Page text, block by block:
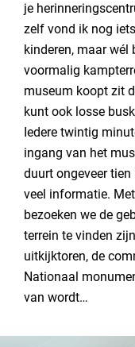
je
zelf vond ik nog
kinderen, maar wél
voormalig
museum koopt zit
kunt ook losse
Iedere twintig
ingang van het
duurt ongeveer
veel informatie.
bezoeken we de
terrein te vinden
uitkijktoren, de
Nationaal
van wordt…